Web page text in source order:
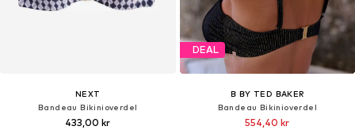
NEXT
Bandeau Bikinioverdel
433,00 kr
DEAL
B BY TED BAKER
Bandeau Bikinioverdel
554,40 kr